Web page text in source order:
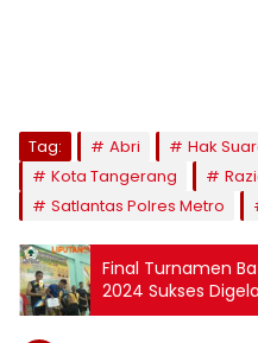
Tag: Abri Hak
Kota Tangerang
Satlantas Polres Metro
Final Turnamen
2024 Sukses